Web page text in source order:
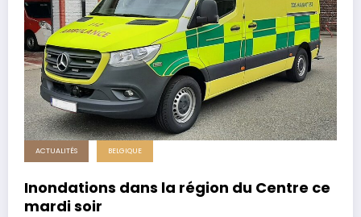
ACTUALITÉS BELGIQUE
Inondations dans la région du Centre ce
mardi soir